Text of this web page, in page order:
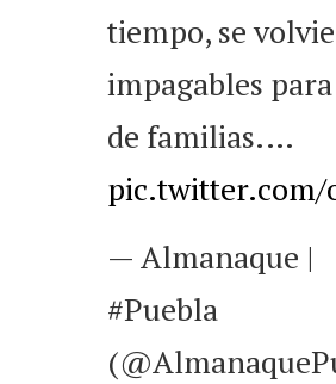
tiempo, se
impagables
de familias.…
pic.twitter.com/
— Almanaque |
#Puebla